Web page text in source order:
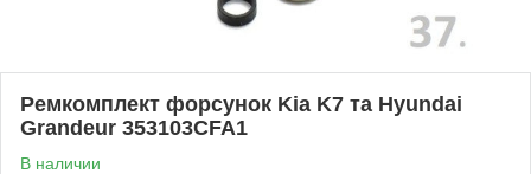
Ремкомплект форсунок Kia K7 та Hyundai
Grandeur 353103CFA1
В наличии